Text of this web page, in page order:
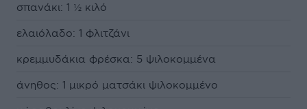
σπανάκι: 1 ½ κιλό
ελαιόλαδο: 1 φλιτζάνι
κρεµµυδάκια φρέσκα: 5 ψιλοκοµµένα
άνηθος: 1 µικρό µατσάκι ψιλοκοµµένο